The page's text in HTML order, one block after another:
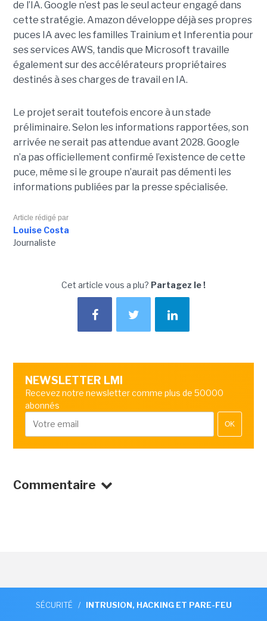
de l’IA. Google n’est pas le seul acteur engagé dans
cette stratégie. Amazon développe déjà ses propres
puces IA avec les familles Trainium et Inferentia pour
ses services AWS, tandis que Microsoft travaille
également sur des accélérateurs propriétaires
destinés à ses charges de travail en IA.
Le projet serait toutefois encore à un stade
préliminaire. Selon les informations rapportées, son
arrivée ne serait pas attendue avant 2028. Google
n’a pas officiellement confirmé l’existence de cette
puce, même si le groupe n’aurait pas démenti les
informations publiées par la presse spécialisée.
Article rédigé par
Louise Costa
Journaliste
Cet article vous a plu? Partagez le !
NEWSLETTER LMI
Recevez notre newsletter comme plus de 50000
abonnés
OK
Commentaire
SÉCURITÉ / INTRUSION, HACKING ET PARE-FEU